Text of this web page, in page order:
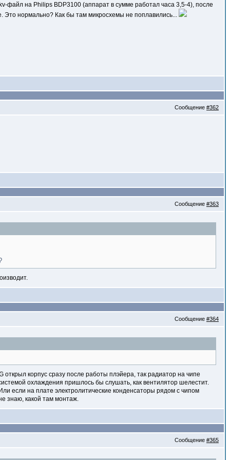
файл на Philips BDP3100 (аппарат в сумме работал часа 3,5-4), после
Это нормально? Как бы там микросхемы не поплавились...
Сообщение #362
Сообщение #363
Сообщение #364
открыл корпус сразу после работы плэйера, так радиатор на чипе
охлаждения пришлось бы слушать, как вентилятор шелестит.
если на плате электролитические конденсаторы рядом с чипом
знаю, какой там монтаж.
Сообщение #365